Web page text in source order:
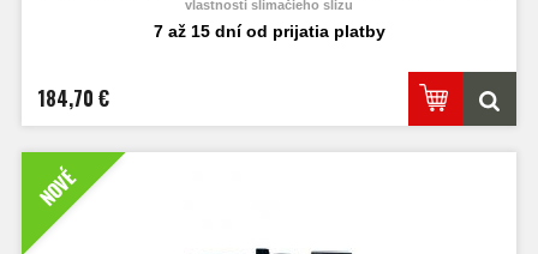
vlastnosti slimačieho slizu
7 až 15 dní od prijatia platby
184,70 €
NOVÉ